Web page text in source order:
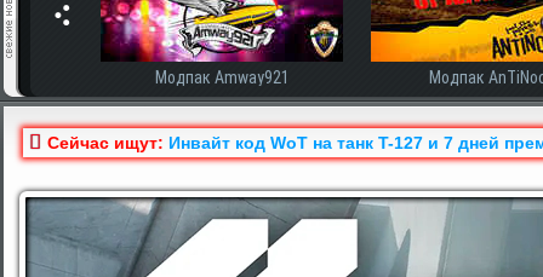
Модпак AnTiNooB Модпак
Сейчас ищут: Инвайт код WoT на танк T-127 и 7 дней